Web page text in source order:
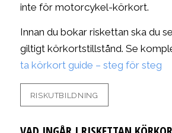
inte för motorcykel-körkort.
Innan du bokar riskettan ska du
giltigt körkortstillstånd. Se
ta körkort guide – steg för steg
RISKUTBILDNING